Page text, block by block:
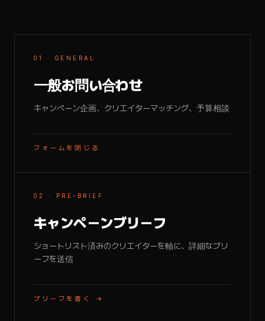
01 · GENERAL
一般お問い合わせ
キャンペーン企画、クリエイターマッチング、予算相談
フォームを閉じる
02 · PRE-BRIEF
キャンペーンブリーフ
ショートリスト済みのクリエイターを軸に、詳細なブリ
ーフを送信
ブリーフを書く →